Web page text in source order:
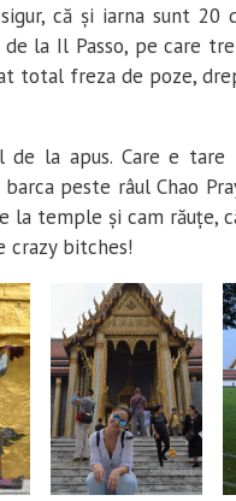
că și iarna sunt 20
la Il Passo, pe care
total freza de poze,
de la apus. Care e tare
peste râul Chao
temple și cam răuțe,
crazy bitches!